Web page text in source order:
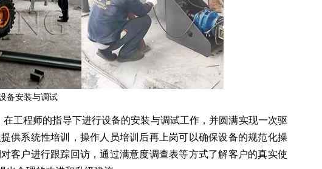
备安装与调试
工程师的指导下进行设备的安装与调试工作，并圆满实现一次驱
供系统性培训，操作人员培训后再上岗可以确保设备的规范化操
客户进行跟踪回访，通过满意度调查表等方式了解客户的真实使